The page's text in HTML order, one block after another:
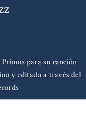
para su canción
y editado a través del